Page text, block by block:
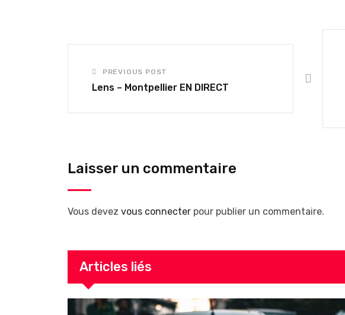
PREVIOUS POST
Lens – Montpellier EN DIRECT
Laisser un commentaire
Vous devez vous connecter pour publier un commentaire.
Articles liés